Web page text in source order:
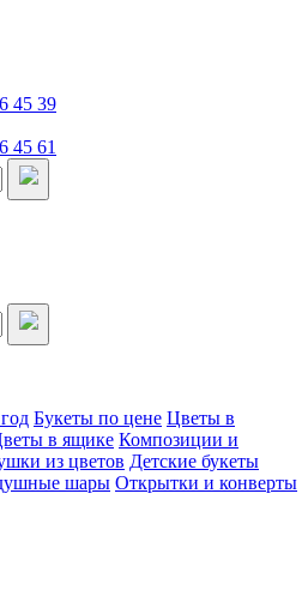
45 39
45 61
Букеты по цене Цветы в
в ящике Композиции и
из цветов Детские букеты
шары Открытки и конверты